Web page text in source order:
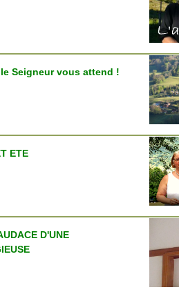
Seigneur vous attend !
ETE
D'UNE